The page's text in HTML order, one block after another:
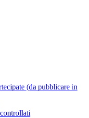
(da pubblicare in